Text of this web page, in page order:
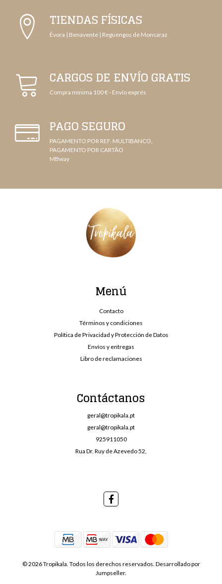
TIENDAS FÍSICAS
Évora | Benavente | Reguengos de Monsaraz
CARGOS DE ENVÍO GRATIS
Compra mínima 100 € - Envío exprés
PAGO SEGURO
PAGAMENTO POR REF. MULTIBANCO,
PAGAMENTO POR CARTÃO
MBway
Menú
Contacto
Términos y condiciones
Política de Privacidad y Protección de Datos
Envíos y entregas
Libro de reclamaciones
Contáctanos
geral@tropikala.pt
geral@tropikala.pt
925911050
Rua Dr. Ruy de Azevedo 52,
© 2026 Tropikala. Todos los derechos reservados. Desarrollado por
Jumpseller.